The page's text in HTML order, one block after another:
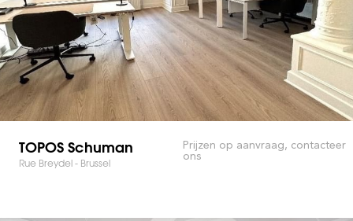
TOPOS Schuman
Rue Breydel - Brussel
Prijzen op aanvraag, contacteer
ons